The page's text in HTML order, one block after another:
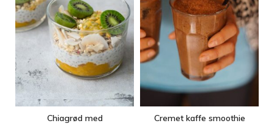
Chiagrød med
Cremet kaffe smoothie